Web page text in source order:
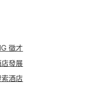
徵才
店發展
索酒店